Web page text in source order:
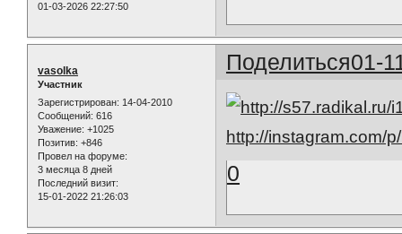
01-03-2026 22:27:50
Поделиться01-
vasolka
Участник
Зарегистрирован: 14-04-2010
Сообщений: 616
Уважение: +1025
Позитив: +846
Провел на форуме:
3 месяца 8 дней
Последний визит:
15-01-2022 21:26:03
http://instagram.com/
0